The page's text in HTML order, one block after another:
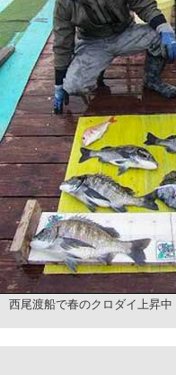
西尾渡船で春のクロダイ上昇中